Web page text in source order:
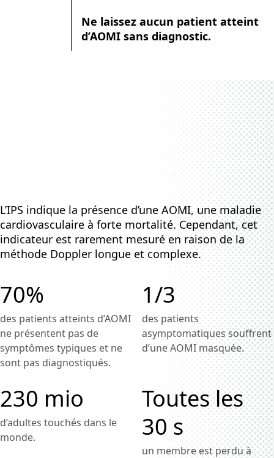
Ne laissez aucun patient atteint
d’AOMI sans diagnostic.
L’IPS indique la présence d’une AOMI, une maladie
cardiovasculaire à forte mortalité. Cependant, cet
indicateur est rarement mesuré en raison de la
méthode Doppler longue et complexe.
70%
des patients atteints d’AOMI
ne présentent pas de
symptômes typiques et ne
sont pas diagnostiqués.
1/3
des patients
asymptomatiques souffrent
d’une AOMI masquée.
230 mio
d’adultes touchés dans le
monde.
Toutes les
30 s
un membre est perdu à